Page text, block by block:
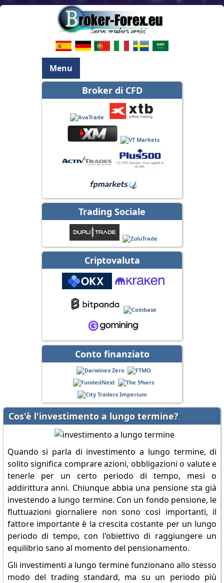
Menu
Broker di CFD
Trading Sociale
Criptovaluta
Conto finanziato
Cos'è l'investimento a lungo termine?
Quando si parla di investimento a lungo termine, di
solito significa comprare azioni, obbligazioni o valute e
tenerle per un certo periodo di tempo, mesi o
addirittura anni. Chiunque abbia una pensione sta già
investendo a lungo termine. Con un fondo pensione, le
fluttuazioni giornaliere non sono così importanti, il
fattore importante è la crescita costante per un lungo
periodo di tempo, con l'obiettivo di raggiungere un
equilibrio sano al momento del pensionamento.
Gli investimenti a lungo termine funzionano allo stesso
modo del trading standard, ma su un periodo più